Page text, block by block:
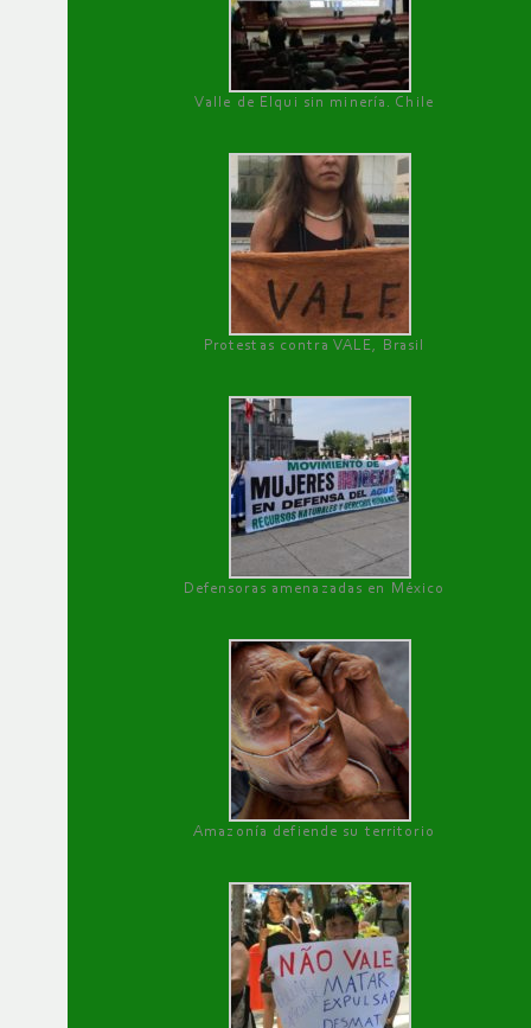
Valle de Elqui sin minería. Chile
Protestas contra VALE, Brasil
Defensoras amenazadas en México
Amazonía defiende su territorio